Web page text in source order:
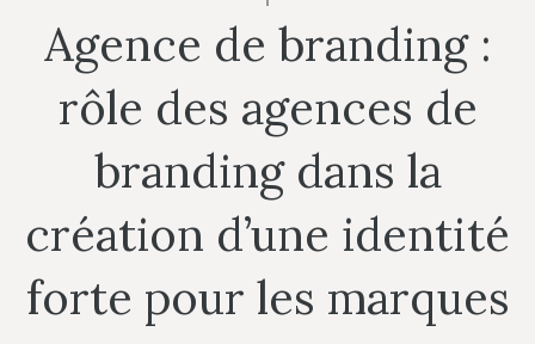
Agence de branding :
rôle des agences de
branding dans la
création d’une identité
forte pour les marques